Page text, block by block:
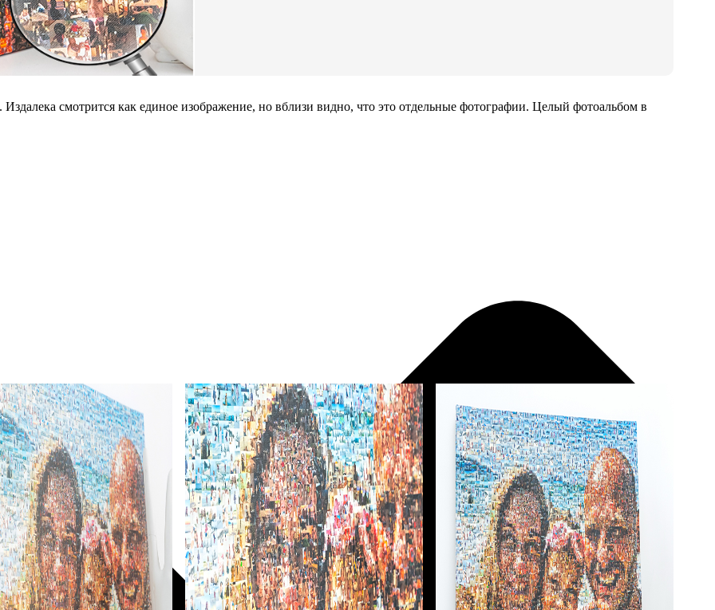
смотрится как единое изображение, но вблизи видно, что это отдельные фотографии. Целый фотоальбом в